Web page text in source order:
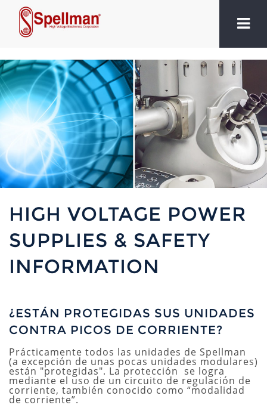
HIGH VOLTAGE POWER
SUPPLIES & SAFETY
INFORMATION
¿ESTÁN PROTEGIDAS SUS UNIDADES
CONTRA PICOS DE CORRIENTE?
Prácticamente todos las unidades de Spellman
(a excepción de unas pocas unidades modulares)
están "protegidas". La protección se logra
mediante el uso de un circuito de regulación de
corriente, también conocido como “modalidad
de corriente”.